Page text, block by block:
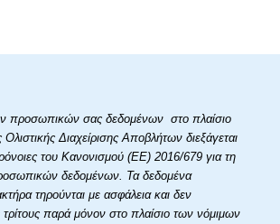
προσωπικών σας δεδομένων στο πλαίσιο
Διαχείρισης Αποβλήτων διεξάγεται
του Κανονισμού (ΕΕ) 2016/679 για τη
δεδομένων. Τα δεδομένα
τηρούνται με ασφάλεια και δεν
τρίτους παρά μόνον στο πλαίσιο των νόμιμων